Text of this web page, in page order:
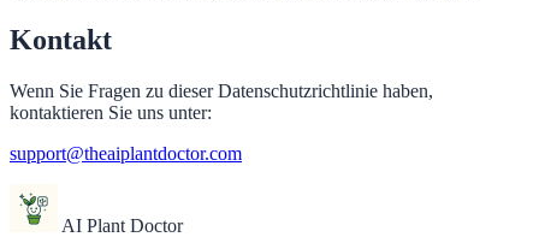
Kontakt
Wenn Sie Fragen zu dieser Datenschutzrichtlinie haben,
kontaktieren Sie uns unter:
support@theaiplantdoctor.com
AI Plant Doctor